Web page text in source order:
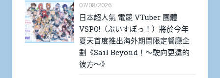
07/08/2026
日本超人氣 電競 VTuber 團體
VSPO!（ぶいすぽっ！）將於今年
夏天首度推出海外期間限定餐廳企
劃《Sail Beyond！～駛向更遠的
彼方～》